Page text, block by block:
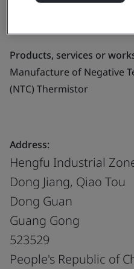
The
Products, services or
Manufacture of Negative
(NTC) Thermistor
Address:
Hengfu Industrial
Dong Jiang, Qiao Tou
Dong Guan
Guang Gong
523529
People's Republic of